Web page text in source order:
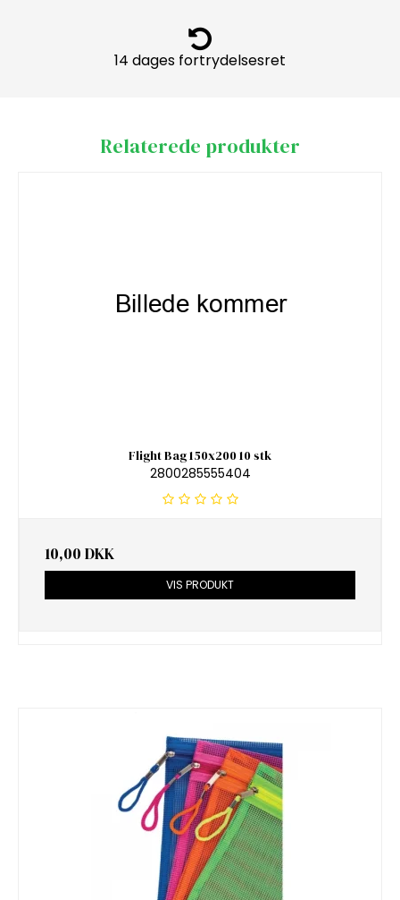
14 dages fortrydelsesret
Relaterede produkter
Flight Bag 150x200 10 stk
2800285555404
10,00 DKK
VIS PRODUKT